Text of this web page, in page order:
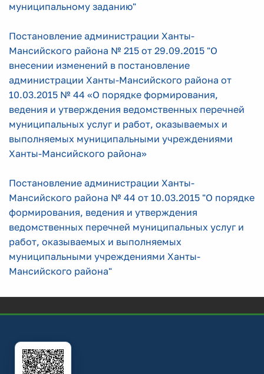
муниципальному заданию"
Постановление администрации Ханты-
Мансийского района № 215 от 29.09.2015 "О
внесении изменений в постановление
администрации Ханты-Мансийского района от
10.03.2015 № 44 «О порядке формирования,
ведения и утверждения ведомственных перечней
муниципальных услуг и работ, оказываемых и
выполняемых муниципальными учреждениями
Ханты-Мансийского района»
Постановление администрации Ханты-
Мансийского района № 44 от 10.03.2015 "О порядке
формирования, ведения и утверждения
ведомственных перечней муниципальных услуг и
работ, оказываемых и выполняемых
муниципальными учреждениями Ханты-
Мансийского района"